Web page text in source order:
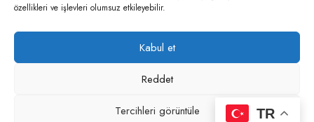
özellikleri ve işlevleri olumsuz etkileyebilir.
Kabul et
Reddet
Tercihleri görüntüle TR